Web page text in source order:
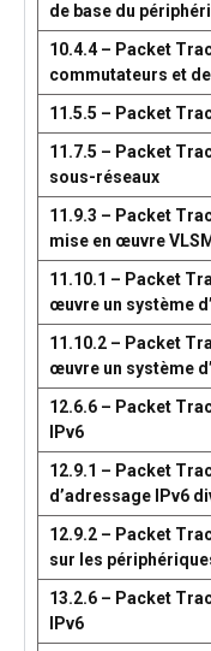
de base du
10.4.4 – Packet
commutateurs et
11.5.5 – Packet
11.7.5 – Packet
sous-réseaux
11.9.3 – Packet
mise en œuvre VLSM
11.10.1 – Packet
œuvre un système
11.10.2 – Packet
œuvre un système
12.6.6 – Packet
IPv6
12.9.1 – Packet
d’adressage IPv6
12.9.2 – Packet
sur les
13.2.6 – Packet
IPv6